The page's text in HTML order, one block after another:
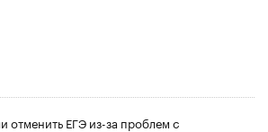
отменить ЕГЭ из-за проблем с